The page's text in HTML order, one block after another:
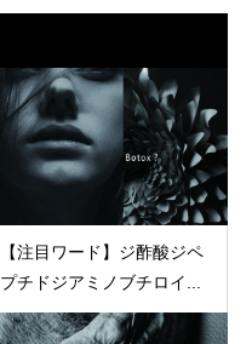
【注目ワード】ジ酢酸ジペ
プチドジアミノブチロイ...